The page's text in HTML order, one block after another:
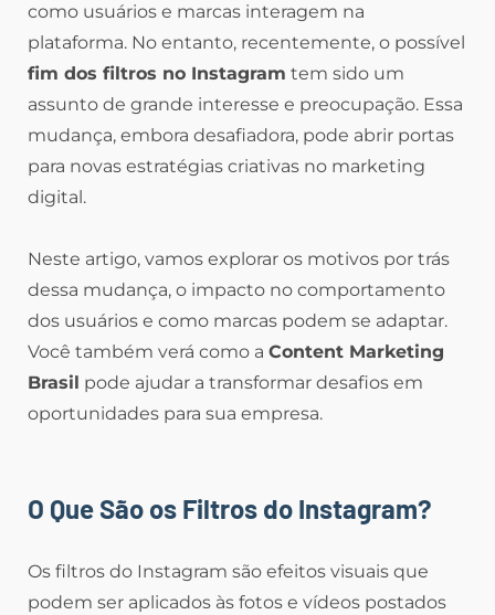
como usuários e marcas interagem na
plataforma. No entanto, recentemente, o possível
fim dos filtros no Instagram tem sido um
assunto de grande interesse e preocupação. Essa
mudança, embora desafiadora, pode abrir portas
para novas estratégias criativas no marketing
digital.
Neste artigo, vamos explorar os motivos por trás
dessa mudança, o impacto no comportamento
dos usuários e como marcas podem se adaptar.
Você também verá como a Content Marketing
Brasil pode ajudar a transformar desafios em
oportunidades para sua empresa.
O Que São os Filtros do Instagram?
Os filtros do Instagram são efeitos visuais que
podem ser aplicados às fotos e vídeos postados